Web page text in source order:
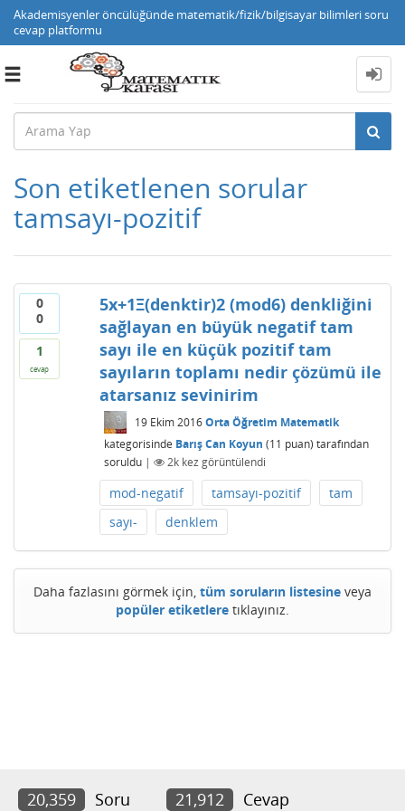
Akademisyenler öncülüğünde matematik/fizik/bilgisayar bilimleri soru
cevap platformu
Toggle
Son etiketlenen sorular
tamsayı-pozitif
0
0
1
cevap
5x+1Ξ(denktir)2 (mod6) denkliğini
sağlayan en büyük negatif tam
sayı ile en küçük pozitif tam
sayıların toplamı nedir çözümü ile
atarsanız sevinirim
19 Ekim 2016 Orta Öğretim Matematik
kategorisinde Barış Can Koyun (11 puan) tarafından
soruldu | 2kkez görüntülendi
mod-negatif tamsayı-pozitif
tam
sayı-
denklem
Daha fazlasını görmek için, tüm soruların listesine veya
popüler etiketlere tıklayınız.
20,359 Soru 21,912 Cevap